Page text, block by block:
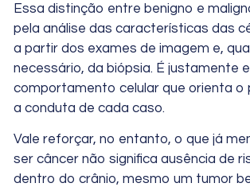
Essa distinção entre benigno e
pela análise das características das
a partir dos exames de imagem e,
necessário, da biópsia. É justamente
comportamento celular que orienta o
a conduta de cada caso.
Vale reforçar, no entanto, o que já
ser câncer não significa ausência de
dentro do crânio, mesmo um tumor